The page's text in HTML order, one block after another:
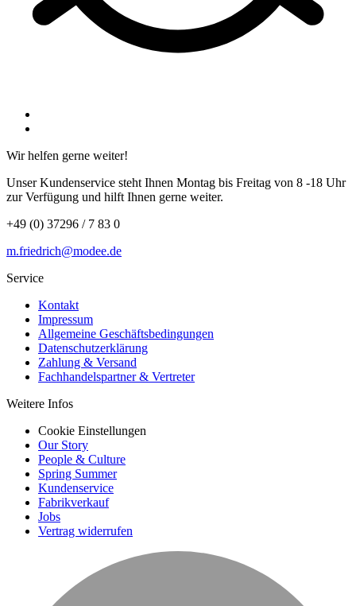
Wir helfen gerne weiter!
Unser Kundenservice steht Ihnen Montag bis Freitag von 8 -18 Uhr
zur Verfügung und hilft Ihnen gerne weiter.
+49 (0) 37296 / 7 83 0
m.friedrich@modee.de
Service
Kontakt
Impressum
Allgemeine Geschäftsbedingungen
Datenschutzerklärung
Zahlung & Versand
Fachhandelspartner & Vertreter
Weitere Infos
Cookie Einstellungen
Our Story
People & Culture
Spring Summer
Kundenservice
Fabrikverkauf
Jobs
Vertrag widerrufen